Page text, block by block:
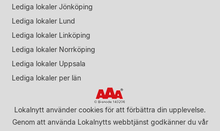
Lediga lokaler Jönköping
Lediga lokaler Lund
Lediga lokaler Linköping
Lediga lokaler Norrköping
Lediga lokaler Uppsala
Lediga lokaler per län
Lokalnytt använder cookies för att förbättra din upplevelse.
Genom att använda Lokalnytts webbtjänst godkänner du vår